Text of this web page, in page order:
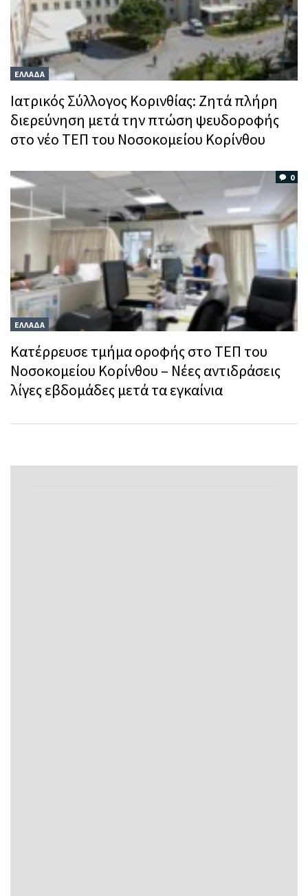
ΕΛΛΑΔΑ
Ιατρικός Σύλλογος Κορινθίας: Ζητά πλήρη
διερεύνηση μετά την πτώση ψευδοροφής
στο νέο ΤΕΠ του Νοσοκομείου Κορίνθου
0
ΕΛΛΑΔΑ
Κατέρρευσε τμήμα οροφής στο ΤΕΠ του
Νοσοκομείου Κορίνθου – Νέες αντιδράσεις
λίγες εβδομάδες μετά τα εγκαίνια